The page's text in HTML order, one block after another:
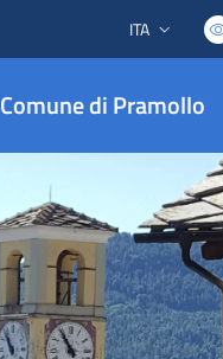
Lingua attiva:
ITA
Comune di Pramollo